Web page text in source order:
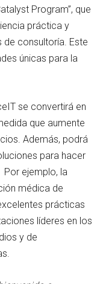
Program”, que
práctica y
de consultoría. Este
únicas para la
se convertirá en
que aumente
Además, podrá
para hacer
Por ejemplo, la
médica de
prácticas
líderes en los
y de